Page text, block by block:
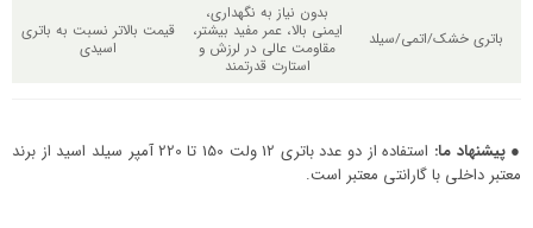
باتری خشک/اتمی/سیلد
بدون نیاز به نگهداری،
ایمنی بالا، عمر مفید بیشتر،
مقاومت عالی در لرزش و
استارت قدرتمند
قیمت بالاتر نسبت به باتری
اسیدی
● پیشنهاد ما:
استفاده از دو عدد باتری 12 ولت 150 تا 220 آمپر سیلد اسید از برند
معتبر داخلی با گارانتی معتبر است.